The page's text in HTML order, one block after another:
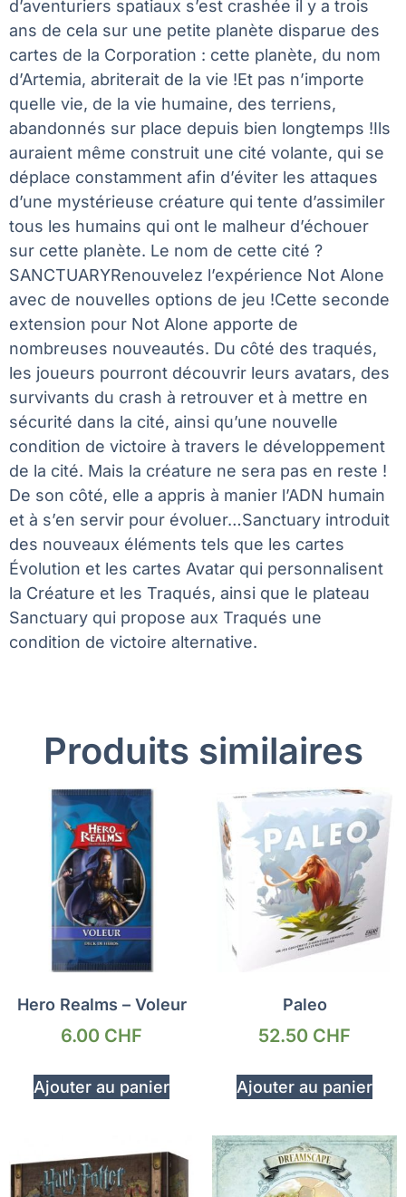
d’aventuriers spatiaux s’est crashée il y a trois
ans de cela sur une petite planète disparue des
cartes de la Corporation : cette planète, du nom
d’Artemia, abriterait de la vie !Et pas n’importe
quelle vie, de la vie humaine, des terriens,
abandonnés sur place depuis bien longtemps !Ils
auraient même construit une cité volante, qui se
déplace constamment afin d’éviter les attaques
d’une mystérieuse créature qui tente d’assimiler
tous les humains qui ont le malheur d’échouer
sur cette planète. Le nom de cette cité ?
SANCTUARYRenouvelez l’expérience Not Alone
avec de nouvelles options de jeu !Cette seconde
extension pour Not Alone apporte de
nombreuses nouveautés. Du côté des traqués,
les joueurs pourront découvrir leurs avatars, des
survivants du crash à retrouver et à mettre en
sécurité dans la cité, ainsi qu’une nouvelle
condition de victoire à travers le développement
de la cité. Mais la créature ne sera pas en reste !
De son côté, elle a appris à manier l’ADN humain
et à s’en servir pour évoluer…Sanctuary introduit
des nouveaux éléments tels que les cartes
Évolution et les cartes Avatar qui personnalisent
la Créature et les Traqués, ainsi que le plateau
Sanctuary qui propose aux Traqués une
condition de victoire alternative.
Produits similaires
Hero Realms – Voleur
6.00 CHF
Ajouter au panier
Paleo
52.50 CHF
Ajouter au panier